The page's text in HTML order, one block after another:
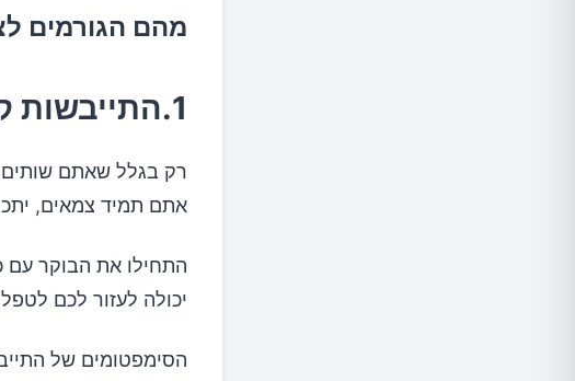
מהם הגורמים
1.התייבשות קשה
רק בגלל שאתם שותים
אתם תמיד צמאים,
התחילו את הבוקר עם
יכולה לעזור לכם
הסימפטומים של